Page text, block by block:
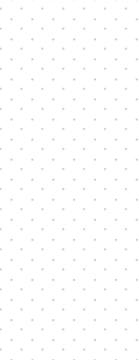
ステイショナ
保管箱
ゲーム
フォト
陶器
メガネ
玩具
電子機器
キーボックス
その他